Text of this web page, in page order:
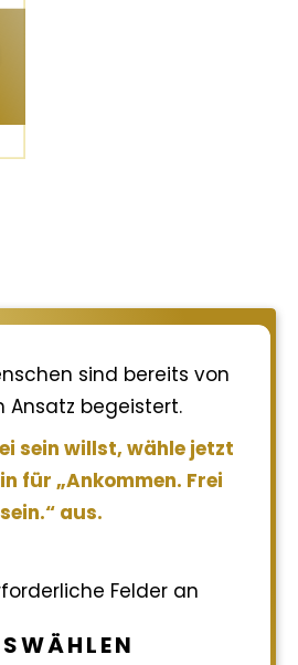
sind bereits von
Ansatz begeistert.
sein willst, wähle jetzt
für „Ankommen. Frei
sein.“ aus.
Felder an